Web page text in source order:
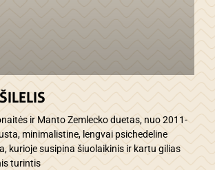
ir Manto Zemlecko duetas, nuo 2011-
minimalistine, lengvai psichedeline
kurioje susipina šiuolaikinis ir kartu gilias
turintis